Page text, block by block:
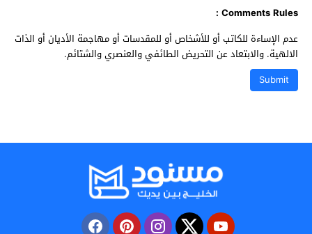
Comments Rules :
عدم الإساءة للكاتب أو للأشخاص أو للمقدسات أو مهاجمة الأديان أو الذات
الالهية. والابتعاد عن التحريض الطائفي والعنصري والشتائم.